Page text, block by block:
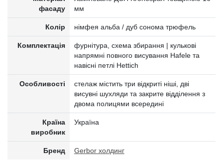
фасаду
мм
Колір німфея альба / дуб сонома трюфель
Комплектація
фурнітура, схема збирання | кулькові
напрямні повного висування Hafele та
навісні петлі Hettich
Особливості
стелаж містить три відкриті ніші, дві
висувні шухляди та закрите відділення з
двома полицями всередині
Країна
виробник
Україна
Бренд Gerbor холдинг